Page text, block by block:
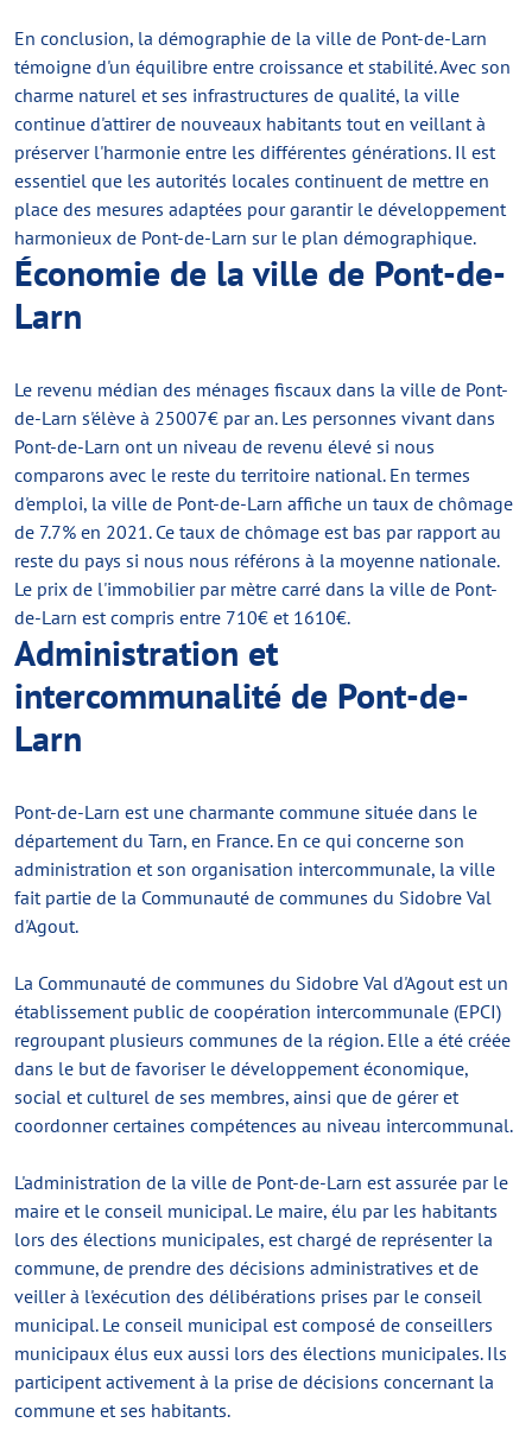
En conclusion, la démographie de la ville de Pont-de-Larn
témoigne d'un équilibre entre croissance et stabilité. Avec son
charme naturel et ses infrastructures de qualité, la ville
continue d'attirer de nouveaux habitants tout en veillant à
préserver l'harmonie entre les différentes générations. Il est
essentiel que les autorités locales continuent de mettre en
place des mesures adaptées pour garantir le développement
harmonieux de Pont-de-Larn sur le plan démographique.
Économie de la ville de Pont-de-
Larn
Le revenu médian des ménages fiscaux dans la ville de Pont-
de-Larn s'élève à 25007€ par an. Les personnes vivant dans
Pont-de-Larn ont un niveau de revenu élevé si nous
comparons avec le reste du territoire national. En termes
d'emploi, la ville de Pont-de-Larn affiche un taux de chômage
de 7.7% en 2021. Ce taux de chômage est bas par rapport au
reste du pays si nous nous référons à la moyenne nationale.
Le prix de l'immobilier par mètre carré dans la ville de Pont-
de-Larn est compris entre 710€ et 1610€.
Administration et
intercommunalité de Pont-de-
Larn
Pont-de-Larn est une charmante commune située dans le
département du Tarn, en France. En ce qui concerne son
administration et son organisation intercommunale, la ville
fait partie de la Communauté de communes du Sidobre Val
d'Agout.
La Communauté de communes du Sidobre Val d'Agout est un
établissement public de coopération intercommunale (EPCI)
regroupant plusieurs communes de la région. Elle a été créée
dans le but de favoriser le développement économique,
social et culturel de ses membres, ainsi que de gérer et
coordonner certaines compétences au niveau intercommunal.
L'administration de la ville de Pont-de-Larn est assurée par le
maire et le conseil municipal. Le maire, élu par les habitants
lors des élections municipales, est chargé de représenter la
commune, de prendre des décisions administratives et de
veiller à l'exécution des délibérations prises par le conseil
municipal. Le conseil municipal est composé de conseillers
municipaux élus eux aussi lors des élections municipales. Ils
participent activement à la prise de décisions concernant la
commune et ses habitants.